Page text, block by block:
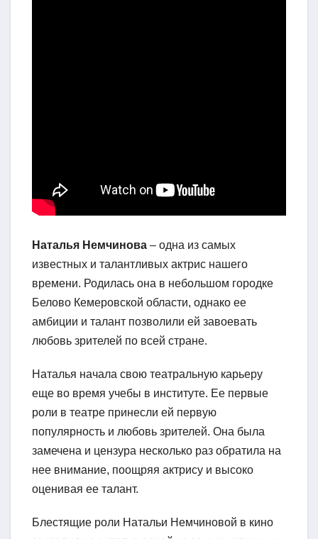
Наталья Немчинова – одна из самых
известных и талантливых актрис нашего
времени. Родилась она в небольшом городке
Белово Кемеровской области, однако ее
амбиции и талант позволили ей завоевать
любовь зрителей по всей стране.
Наталья начала свою театральную карьеру
еще во время учебы в институте. Ее первые
роли в театре принесли ей первую
популярность и любовь зрителей. Она была
замечена и цензура несколько раз обратила на
нее внимание, поощряя актрису и высоко
оценивая ее талант.
Блестящие роли Натальи Немчиновой в кино